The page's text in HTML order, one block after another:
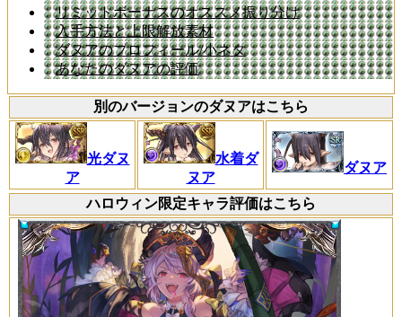
リミットボーナスのオススメ振り分け
入手方法と上限解放素材
ダヌアのプロフィール/小ネタ
あなたのダヌアの評価
別のバージョンのダヌアはこちら
光ダヌ
ア
水着ダ
ヌア
ダヌア
ハロウィン限定キャラ評価はこちら